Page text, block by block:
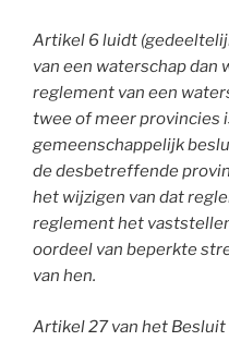
Artikel 6 luidt
van een waterschap dan
reglement van een
twee of meer provincies
gemeenschappelijk
de desbetreffende
het wijzigen van dat
reglement het
oordeel van beperkte
van hen.
Artikel 27 van het